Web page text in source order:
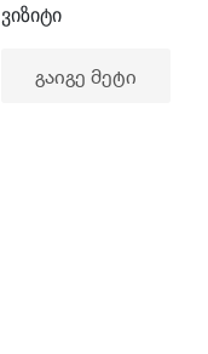
ვიზიტი
გაიგე მეტი